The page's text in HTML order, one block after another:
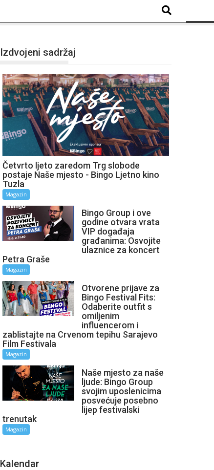
Izdvojeni sadržaj
Četvrto ljeto zaredom Trg slobode
postaje Naše mjesto - Bingo Ljetno kino
Tuzla
Magazin
Bingo Group i ove
godine otvara vrata
VIP događaja
građanima: Osvojite
ulaznice za koncert
Petra Graše
Magazin
Otvorene prijave za
Bingo Festival Fits:
Odaberite outfit s
omiljenim
influencerom i
zablistajte na Crvenom tepihu Sarajevo
Film Festivala
Magazin
Naše mjesto za naše
ljude: Bingo Group
svojim uposlenicima
posvećuje posebno
lijep festivalski
trenutak
Magazin
Kalendar